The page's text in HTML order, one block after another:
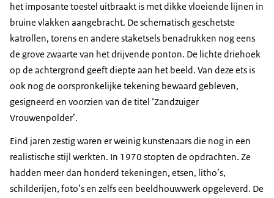
het imposante toestel uitbraakt is met dikke vloeiende lijnen in
bruine vlakken aangebracht. De schematisch geschetste
katrollen, torens en andere staketsels benadrukken nog eens
de grove zwaarte van het drijvende ponton. De lichte driehoek
op de achtergrond geeft diepte aan het beeld. Van deze ets is
ook nog de oorspronkelijke tekening bewaard gebleven,
gesigneerd en voorzien van de titel ‘Zandzuiger
Vrouwenpolder’.
Eind jaren zestig waren er weinig kunstenaars die nog in een
realistische stijl werkten. In 1970 stopten de opdrachten. Ze
hadden meer dan honderd tekeningen, etsen, litho’s,
schilderijen, foto’s en zelfs een beeldhouwwerk opgeleverd. De